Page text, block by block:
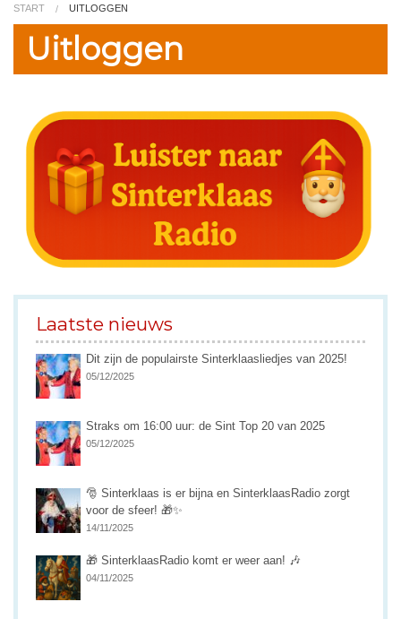
START UITLOGGEN
Uitloggen
Laatste nieuws
Dit zijn de populairste Sinterklaasliedjes van 2025!
05/12/2025
Straks om 16:00 uur: de Sint Top 20 van 2025
05/12/2025
🎅 Sinterklaas is er bijna en SinterklaasRadio zorgt
voor de sfeer! 🎁✨
14/11/2025
🎁 SinterklaasRadio komt er weer aan! 🎶
04/11/2025